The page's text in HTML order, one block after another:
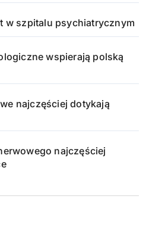
w szpitalu psychiatrycznym
wspierają polską
najczęściej dotykają
najczęściej